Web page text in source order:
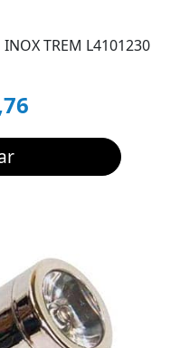
TREM L4101230